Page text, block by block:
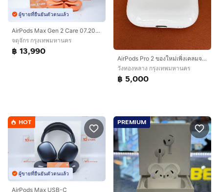
ผู้ขายที่ยืนยันตัวตนแล้ว
AirPods Max Gen 2 Care 07.2027
จตุจักร กรุงเทพมหานคร
฿ 13,990
AirPods Pro 2 ของใหม่เพิ่งเคลมจาก 0 Apple
วังทองหลาง กรุงเทพมหานคร
฿ 5,000
HOT
ผู้ขายที่ยืนยันตัวตนแล้ว
AirPods Max USB-C
PREMIUM